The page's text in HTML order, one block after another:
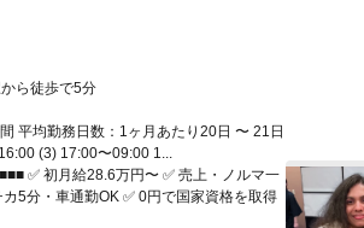
ら徒歩で5分
平均勤務日数：1ヶ月あたり20日 〜 21日
(3) 17:00〜09:00 1...
✅ 初月給28.6万円〜 ✅ 売上・ノルマ一
5分・車通勤OK ✅ 0円で国家資格を取得